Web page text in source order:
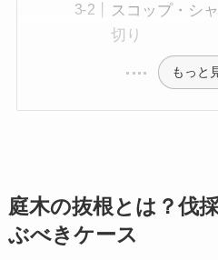
スコップ・シ
切り
もっと
庭木の抜根とは？伐
ぶべきケース